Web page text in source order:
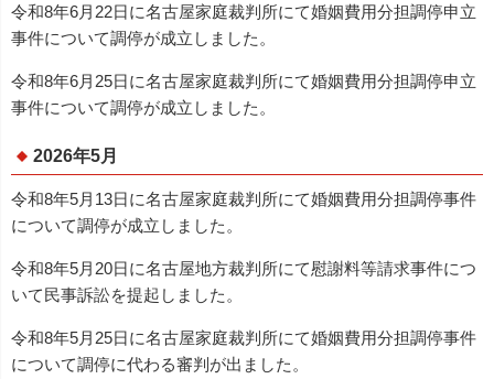
令和8年6月22日に名古屋家庭裁判所にて婚姻費用分担調停申立
事件について調停が成立しました。
令和8年6月25日に名古屋家庭裁判所にて婚姻費用分担調停申立
事件について調停が成立しました。
2026年5月
令和8年5月13日に名古屋家庭裁判所にて婚姻費用分担調停事件
について調停が成立しました。
令和8年5月20日に名古屋地方裁判所にて慰謝料等請求事件につ
いて民事訴訟を提起しました。
令和8年5月25日に名古屋家庭裁判所にて婚姻費用分担調停事件
について調停に代わる審判が出ました。